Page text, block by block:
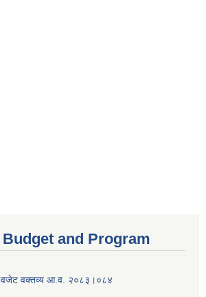
Budget and Program
वजेट वक्तव्य आ.व. २०८३।०८४